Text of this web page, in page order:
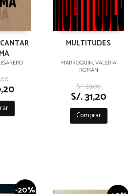
MULTITUDES
MARROQUIN, VALERIA
ROMAN
S/. 39,00
S/. 31,20
Comprar
-20%